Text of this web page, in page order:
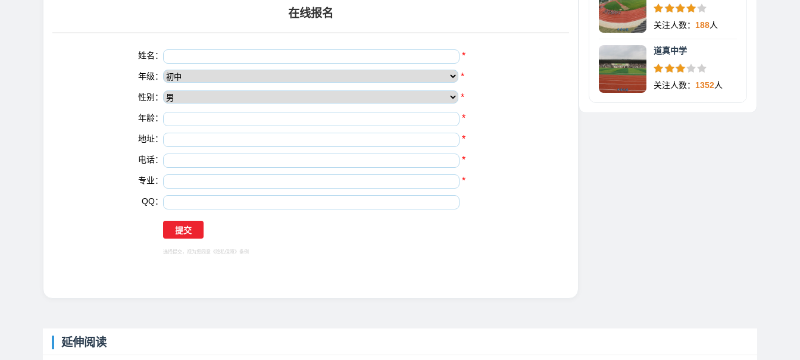
在线报名
姓名： *
年级： *
性别： *
年龄： *
地址： *
电话： *
专业： *
QQ：
选择提交，视为您同意 《隐私保障》 条例
关注人数： 188人
道真中学
关注人数： 1352人
延伸阅读